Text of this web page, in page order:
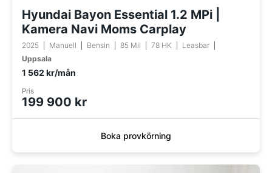
Hyundai Bayon Essential 1.2 MPi |
Kamera Navi Moms Carplay
2025 Manuell Bensin 85 Mil 78 HK
Leasbar
Uppsala
1 562 kr/mån
Pris
199 900 kr
Boka provkörning